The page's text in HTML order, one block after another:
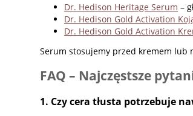
Dr. Hedison Heritage Serum –
Dr. Hedison Gold Activation
Dr. Hedison Gold Activation
Serum stosujemy przed kremem lub
FAQ – Najczęstsze
1. Czy cera tłusta potrzebuje